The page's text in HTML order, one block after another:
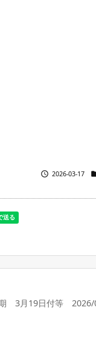
 2026-03-17
3月19日付等 2026/